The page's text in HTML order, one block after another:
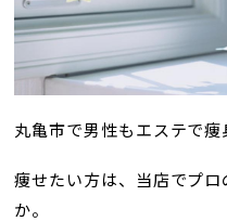
丸亀市で男性もエステで痩
痩せたい方は、当店でプ
か。